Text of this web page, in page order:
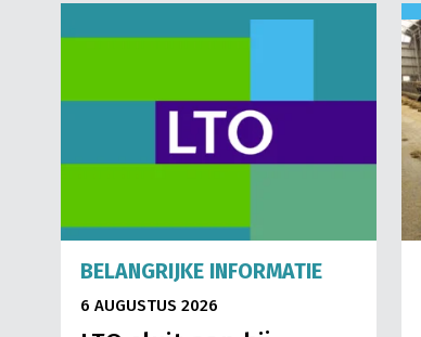
BELANGRIJKE INFORMATIE
6 AUGUSTUS 2026